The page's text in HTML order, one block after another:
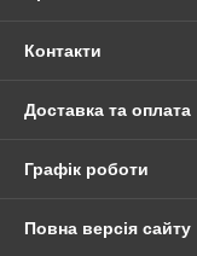
Контакти
Доставка та оплата
Графік роботи
Повна версія сайту